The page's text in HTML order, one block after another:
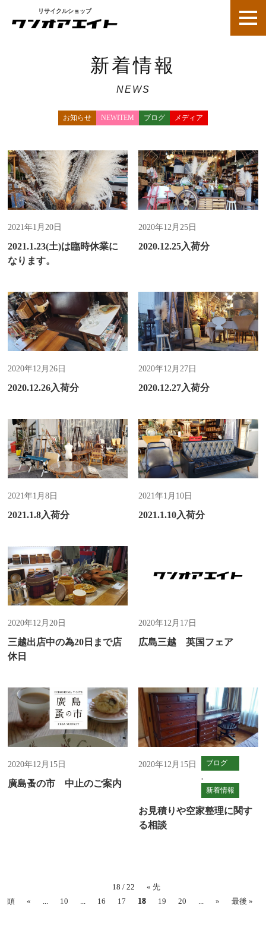
リサイクルショップ
新着情報
NEWS
お知らせ NEWITEM ブログ メディア
2021年1月20日
2021.1.23(土)は臨時休業に
なります。
2020年12月25日
2020.12.25入荷分
2020年12月26日
2020.12.26入荷分
2020年12月27日
2020.12.27入荷分
2021年1月8日
2021.1.8入荷分
2021年1月10日
2021.1.10入荷分
2020年12月20日
三越出店中の為20日まで店
休日
2020年12月17日
広島三越 英国フェア
2020年12月15日
廣島蚤の市 中止のご案内
2020年12月15日
ブログ
,
新着情報
お見積りや空家整理に関す
る相談
18 / 22
« 先
頭
« ... 10 ... 16 17 18 19 20 ... » 最後 »